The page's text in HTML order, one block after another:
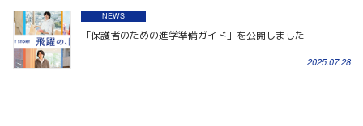
「保護者のための進学準備ガイド」を公開しました
2025.07.28
NEWS